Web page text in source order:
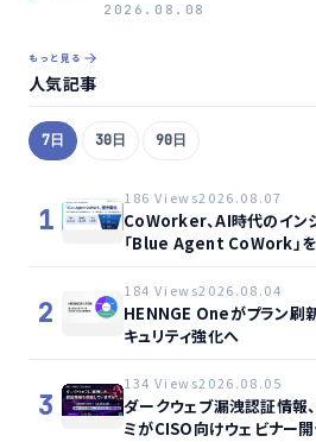
2026.08.08
もっと見る
人気記事
7日 30日 90日
1
186 Views2026.08.07
CoWorker、AI時代のイン
「Blue Agent CoWork」
2
184 Views2026.08.04
HENNGE Oneがプラン刷
キュリティ強化へ
3
134 Views2026.08.05
ダークウェブ漏洩認証情報
ミがCISO向けウェビナー